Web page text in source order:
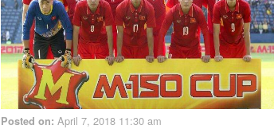
Posted on: April 7, 2018 11:30 am